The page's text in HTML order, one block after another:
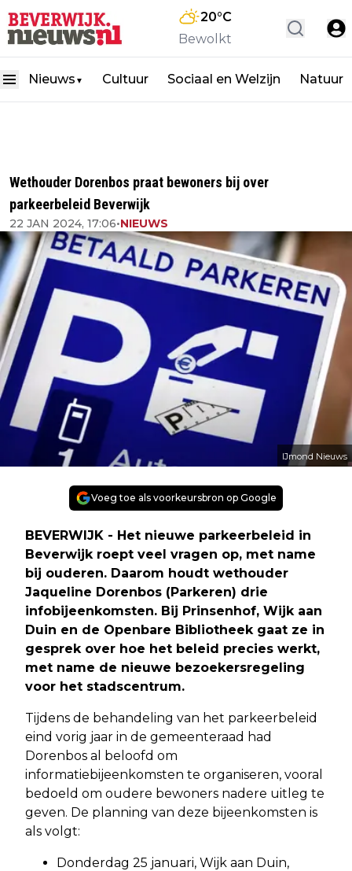
20°C
Bewolkt
Nieuws ▼ Cultuur Sociaal en Welzijn Natuur
Wethouder Dorenbos praat bewoners bij over
parkeerbeleid Beverwijk
22 JAN 2024, 17:06•NIEUWS
IJmond Nieuws
Voeg toe als voorkeursbron op Google
BEVERWIJK - Het nieuwe parkeerbeleid in
Beverwijk roept veel vragen op, met name
bij ouderen. Daarom houdt wethouder
Jaqueline Dorenbos (Parkeren) drie
infobijeenkomsten. Bij Prinsenhof, Wijk aan
Duin en de Openbare Bibliotheek gaat ze in
gesprek over hoe het beleid precies werkt,
met name de nieuwe bezoekersregeling
voor het stadscentrum.
Tijdens de behandeling van het parkeerbeleid
eind vorig jaar in de gemeenteraad had
Dorenbos al beloofd om
informatiebijeenkomsten te organiseren, vooral
bedoeld om oudere bewoners nadere uitleg te
geven. De planning van deze bijeenkomsten is
als volgt:
Donderdag 25 januari, Wijk aan Duin,